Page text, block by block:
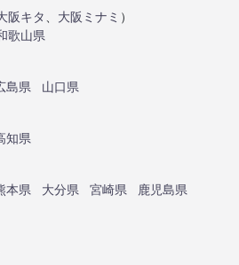
阪キタ 大阪ミナミ ）
歌山県
島県
山口県
知県
本県 大分県 宮崎県
鹿児島県